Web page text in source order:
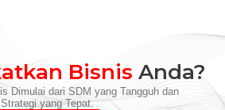
Bisnis Anda?
Dimulai dari SDM yang Tangguh dan
Strategi yang Tepat.